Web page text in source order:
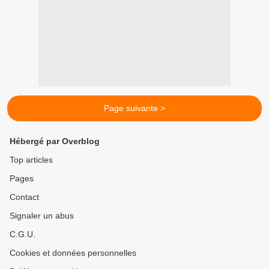
Page suivante >
Hébergé par Overblog
Top articles
Pages
Contact
Signaler un abus
C.G.U.
Cookies et données personnelles